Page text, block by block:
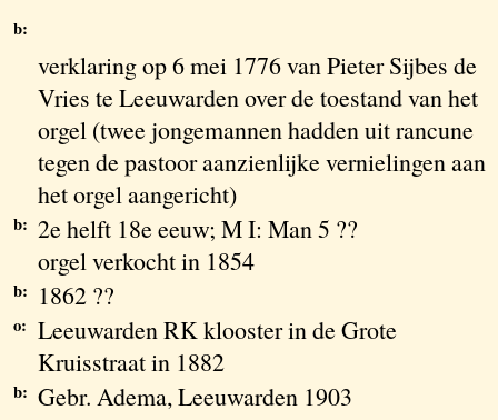
b:
verklaring op 6 mei 1776 van Pieter Sijbes de
Vries te Leeuwarden over de toestand van het
orgel (twee jongemannen hadden uit rancune
tegen de pastoor aanzienlijke vernielingen aan
het orgel aangericht)
b: 2e helft 18e eeuw; M I: Man 5 ??
orgel verkocht in 1854
b: 1862 ??
o: Leeuwarden RK klooster in de Grote
Kruisstraat in 1882
b: Gebr. Adema, Leeuwarden 1903